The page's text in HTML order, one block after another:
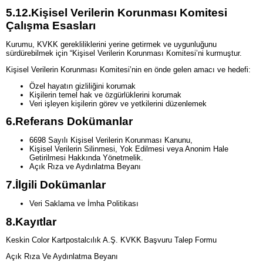
5.12.Kişisel Verilerin Korunması Komitesi
Çalışma Esasları
Kurumu, KVKK gerekliliklerini yerine getirmek ve uygunluğunu
sürdürebilmek için “Kişisel Verilerin Korunması Komitesi’ni kurmuştur.
Kişisel Verilerin Korunması Komitesi’nin en önde gelen amacı ve hedefi:
Özel hayatın gizliliğini korumak
Kişilerin temel hak ve özgürlüklerini korumak
Veri işleyen kişilerin görev ve yetkilerini düzenlemek
6.Referans Dokümanlar
6698 Sayılı Kişisel Verilerin Korunması Kanunu,
Kişisel Verilerin Silinmesi, Yok Edilmesi veya Anonim Hale
Getirilmesi Hakkında Yönetmelik.
Açık Rıza ve Aydınlatma Beyanı
7.İlgili Dokümanlar
Veri Saklama ve İmha Politikası
8.Kayıtlar
Keskin Color Kartpostalcılık A.Ş. KVKK Başvuru Talep Formu
Açık Rıza Ve Aydınlatma Beyanı